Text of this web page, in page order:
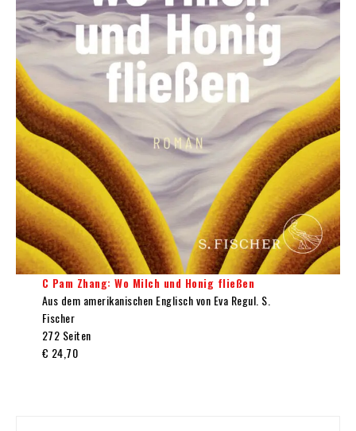
C Pam Zhang: Wo Milch und Honig fließen
Aus dem amerikanischen Englisch von Eva Regul. S.
Fischer
272 Seiten
€ 24,70